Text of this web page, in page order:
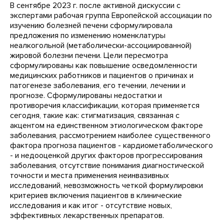
В сентябре 2023 г. после активной дискуссии с
экспертами рабочая группа Европейской ассоциации по
изучению болезней печени сформулировала
предложения по изменению номенклатуры
неалкогольной (метаболически-ассоциированной)
жировой болезни печени. Цели пересмотра
сформулированы как повышение осведомленности
медицинских работников и пациентов о причинах и
патогенезе заболевания, его течении, лечении и
прогнозе. Сформулированы недостатки и
противоречия классификации, которая применяется
сегодня, такие как: стигматизация, связанная с
акцентом на единственном этиологическом факторе
заболевания, рассмотрением наиболее существенного
фактора прогноза пациентов - кардиометаболического
- и недооценкой других факторов прогрессирования
заболевания, отсутствие понимания диагностической
точности и места применения неинвазивных
исследований, невозможность четкой формулировки
критериев включения пациентов в клинические
исследования и как итог - отсутствие новых,
эффективных лекарственных препаратов.